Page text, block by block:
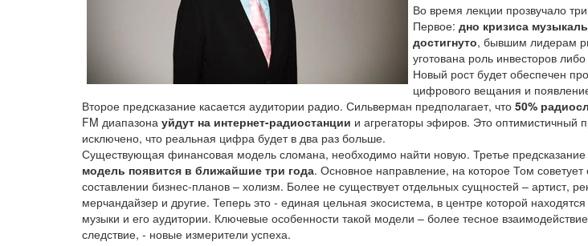
Во время лекции прозвучало
Первое: дно кризиса
достигнуто, бывшим лидерам
уготована роль инвесторов
Новый рост будет обеспечен
цифрового вещания и
Второе предсказание касается аудитории радио. Сильверман предполагает, что 50%
FM диапазона уйдут на интернет-радиостанции и агрегаторы эфиров. Это оптимистичный
исключено, что реальная цифра будет в два раз больше.
Существующая финансовая модель сломана, необходимо найти новую. Третье предсказание
модель появится в ближайшие три года. Основное направление, на которое Том
составлении бизнес-планов – холизм. Более не существует отдельных сущностей – артист,
мерчандайзер и другие. Теперь это - единая цельная экосистема, в центре которой
музыки и его аудитории. Ключевые особенности такой модели – более тесное
следствие, - новые измерители успеха.